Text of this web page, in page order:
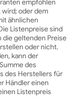
empfohlen
oder dem
ähnlichen
Listenpreise sind
geltenden Preise
oder nicht.
kann der
des
des Herstellers für
Händler einen
Listenpreis